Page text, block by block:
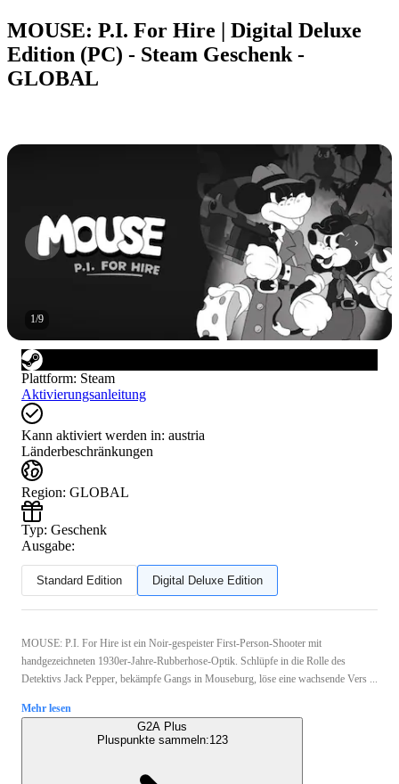
MOUSE: P.I. For Hire | Digital Deluxe
Edition (PC) - Steam Geschenk -
GLOBAL
1/9
Plattform: Steam
Aktivierungsanleitung
Kann aktiviert werden in: austria
Länderbeschränkungen
Region: GLOBAL
Typ: Geschenk
Ausgabe:
Standard Edition Digital Deluxe Edition
MOUSE: P.I. For Hire ist ein Noir-gespeister First-Person-Shooter mit
handgezeichneten 1930er-Jahre-Rubberhose-Optik. Schlüpfe in die Rolle des
Detektivs Jack Pepper, bekämpfe Gangs in Mouseburg, löse eine wachsende Vers ...
Mehr lesen
G2A Plus
Pluspunkte sammeln:123